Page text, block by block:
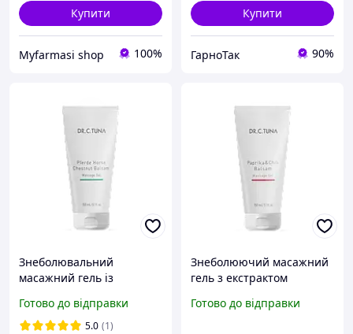
Купити
Myfarmasi shop 100%
Купити
ГарноТак 90%
Знеболювальний
масажний гель із
каштана "Подвійний
ефект" 150 мл.Farmasi.
Готово до відправки
5.0 (1)
Знеболюючий масажний
гель з екстрактом
ефект" Farmasi.
Готово до відправки